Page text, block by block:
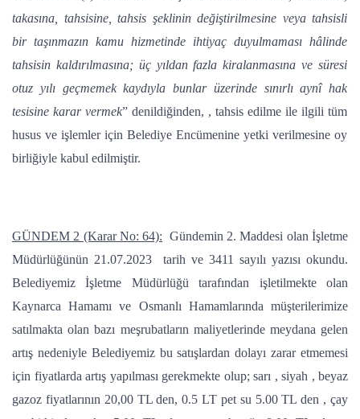
takasına, tahsisine, tahsis şeklinin değiştirilmesine veya tahsisli
bir taşınmazın kamu hizmetinde ihtiyaç duyulmaması hâlinde
tahsisin kaldırılmasına; üç yıldan fazla kiralanmasına ve süresi
otuz yılı geçmemek kaydıyla bunlar üzerinde sınırlı aynî hak
tesisine karar vermek” denildiğinden, , tahsis edilme ile ilgili tüm
husus ve işlemler için Belediye Encümenine yetki verilmesine oy
birliğiyle kabul edilmiştir.
GÜNDEM 2 (Karar No: 64): Gündemin 2. Maddesi olan İşletme
Müdürlüğünün 21.07.2023 tarih ve 3411 sayılı yazısı okundu.
Belediyemiz İşletme Müdürlüğü tarafından işletilmekte olan
Kaynarca Hamamı ve Osmanlı Hamamlarında müşterilerimize
satılmakta olan bazı meşrubatların maliyetlerinde meydana gelen
artış nedeniyle Belediyemiz bu satışlardan dolayı zarar etmemesi
için fiyatlarda artış yapılması gerekmekte olup; sarı , siyah , beyaz
gazoz fiyatlarının 20,00 TL den, 0.5 LT pet su 5.00 TL den , çay